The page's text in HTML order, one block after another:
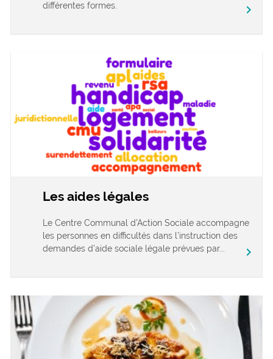
différentes formes.
chevron_right
Les aides légales
Le Centre Communal d’Action Sociale accompagne
les personnes en difficultés dans l’instruction des
demandes d’aide sociale légale prévues par...
chevron_right